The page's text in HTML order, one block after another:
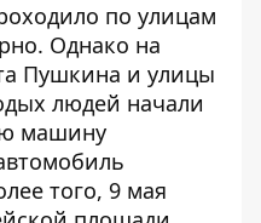
по улицам
Однако на
Пушкина и улицы
людей начали
машину
того, 9 мая